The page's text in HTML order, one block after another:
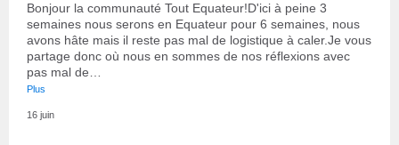
Bonjour la communauté Tout Equateur!D'ici à peine 3
semaines nous serons en Equateur pour 6 semaines, nous
avons hâte mais il reste pas mal de logistique à caler.Je vous
partage donc où nous en sommes de nos réflexions avec
pas mal de…
Plus
16 juin